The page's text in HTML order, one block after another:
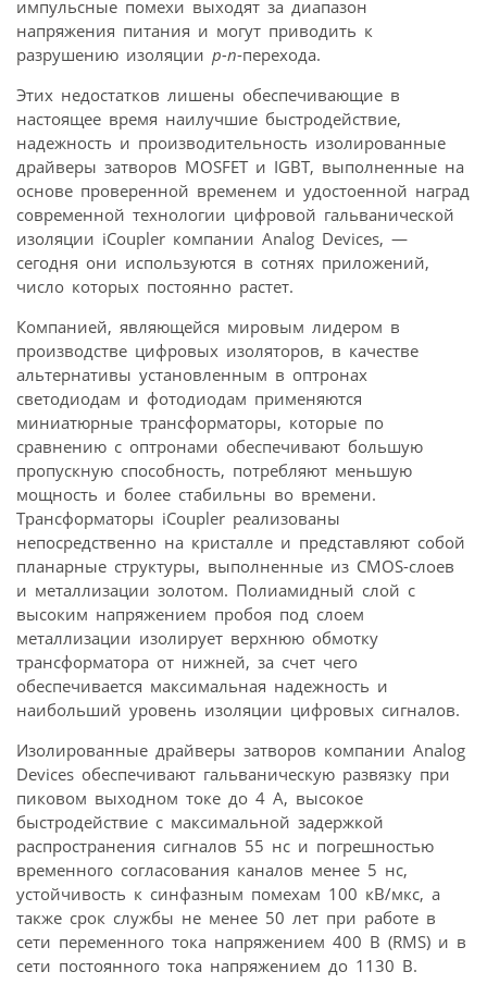
импульсные помехи выходят за диапазон
напряжения питания и могут приводить к
разрушению изоляции p-n-перехода.
Этих недостатков лишены обеспечивающие в
настоящее время наилучшие быстродействие,
надежность и производительность изолированные
драйверы затворов MOSFET и IGBT, выполненные на
основе проверенной временем и удостоенной наград
современной технологии цифровой гальванической
изоляции iCoupler компании Analog Devices, —
сегодня они используются в сотнях приложений,
число которых постоянно растет.
Компанией, являющейся мировым лидером в
производстве цифровых изоляторов, в качестве
альтернативы установленным в оптронах
светодиодам и фотодиодам применяются
миниатюрные трансформаторы, которые по
сравнению с оптронами обеспечивают большую
пропускную способность, потребляют меньшую
мощность и более стабильны во времени.
Трансформаторы iCoupler реализованы
непосредственно на кристалле и представляют собой
планарные структуры, выполненные из CMOS-слоев
и металлизации золотом. Полиамидный слой с
высоким напряжением пробоя под слоем
металлизации изолирует верхнюю обмотку
трансформатора от нижней, за счет чего
обеспечивается максимальная надежность и
наибольший уровень изоляции цифровых сигналов.
Изолированные драйверы затворов компании Analog
Devices обеспечивают гальваническую развязку при
пиковом выходном токе до 4 А, высокое
быстродействие с максимальной задержкой
распространения сигналов 55 нс и погрешностью
временного согласования каналов менее 5 нс,
устойчивость к синфазным помехам 100 кВ/мкс, а
также срок службы не менее 50 лет при работе в
сети переменного тока напряжением 400 В (RMS) и в
сети постоянного тока напряжением до 1130 В.